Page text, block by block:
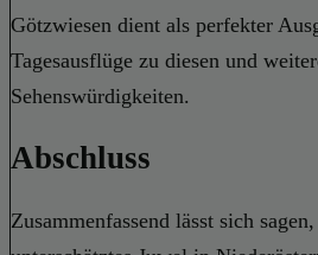
Götzwiesen dient als perfekter
Tagesausflüge zu diesen und
Sehenswürdigkeiten.
Abschluss
Zusammenfassend lässt sich